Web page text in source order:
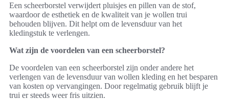
Een scheerborstel verwijdert pluisjes en pillen van de stof,
waardoor de esthetiek en de kwaliteit van je wollen trui
behouden blijven. Dit helpt om de levensduur van het
kledingstuk te verlengen.
Wat zijn de voordelen van een scheerborstel?
De voordelen van een scheerborstel zijn onder andere het
verlengen van de levensduur van wollen kleding en het besparen
van kosten op vervangingen. Door regelmatig gebruik blijft je
trui er steeds weer fris uitzien.